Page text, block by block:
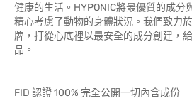
健康的生活。HYPONIC將最優質的成分
精心考慮了動物的身體狀況。我們致力
牌，打從心底裡以最安全的成分創建，
品。
FID 認證 100% 完全公開一切內含成份